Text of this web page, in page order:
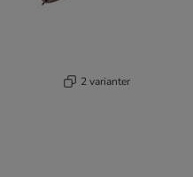
2 varianter